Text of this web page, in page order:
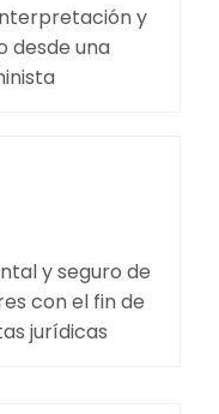
y
desde una
y seguro de
con el fin de
jurídicas